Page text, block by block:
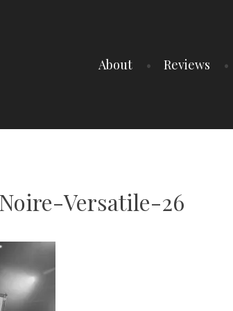
About Reviews
Versatile-26